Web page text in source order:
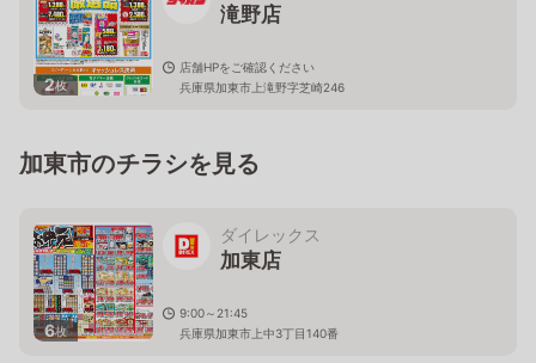
2枚
滝野店
店舗HPをご確認ください
兵庫県加東市上滝野字芝崎246
加東市のチラシを見る
6枚
ダイレックス
加東店
9:00～21:45
兵庫県加東市上中3丁目140番